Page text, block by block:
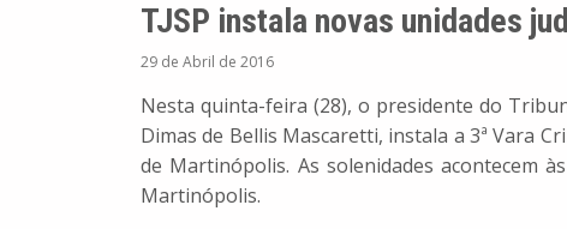
TJSP instala novas unidades
29 de Abril de 2016
Nesta quinta-feira (28), o presidente do
Dimas de Bellis Mascaretti, instala a 3ª Vara
de Martinópolis. As solenidades acontecem
Martinópolis.